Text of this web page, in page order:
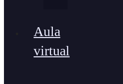
Aula
virtual